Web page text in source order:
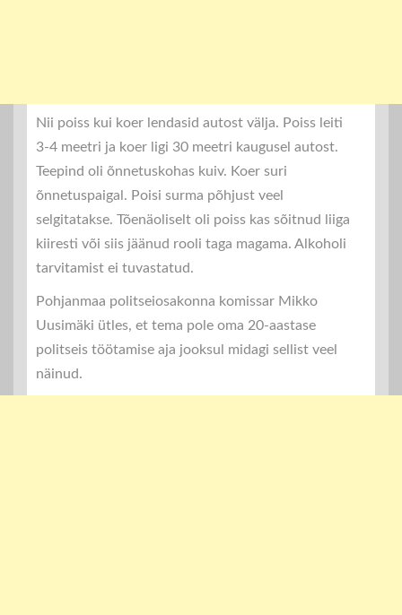
Nii poiss kui koer lendasid autost välja. Poiss leiti
3-4 meetri ja koer ligi 30 meetri kaugusel autost.
Teepind oli õnnetuskohas kuiv. Koer suri
õnnetuspaigal. Poisi surma põhjust veel
selgitatakse. Tõenäoliselt oli poiss kas sõitnud liiga
kiiresti või siis jäänud rooli taga magama. Alkoholi
tarvitamist ei tuvastatud.
Pohjanmaa politseiosakonna komissar Mikko
Uusimäki ütles, et tema pole oma 20-aastase
politseis töötamise aja jooksul midagi sellist veel
näinud.